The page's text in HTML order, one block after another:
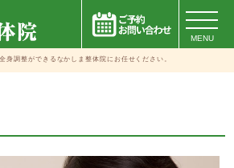
MENU
身調整ができるなかしま整体院にお任せください。